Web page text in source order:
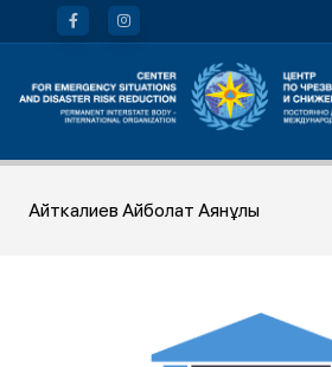
Айткалиев Айболат Аянұлы